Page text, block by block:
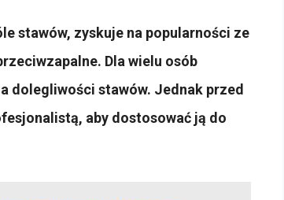
stawów, zyskuje na popularności ze
Dla wielu osób
dolegliwości stawów. Jednak przed
aby dostosować ją do